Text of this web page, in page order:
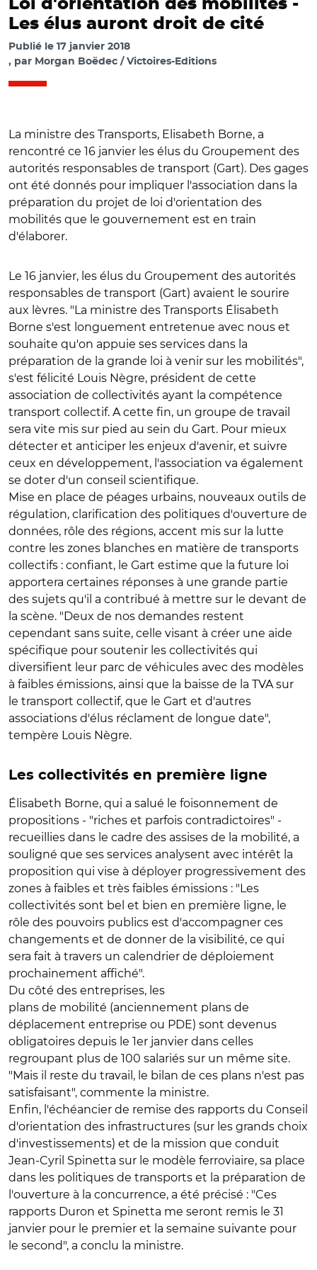
Loi d'orientation des mobilités -
Les élus auront droit de cité
Publié le 17 janvier 2018
par Morgan Boëdec / Victoires-Editions
La ministre des Transports, Elisabeth Borne, a
rencontré ce 16 janvier les élus du Groupement des
autorités responsables de transport (Gart). Des gages
ont été donnés pour impliquer l'association dans la
préparation du projet de loi d'orientation des
mobilités que le gouvernement est en train
d'élaborer.
Le 16 janvier, les élus du Groupement des autorités
responsables de transport (Gart) avaient le sourire
aux lèvres. "La ministre des Transports Élisabeth
Borne s'est longuement entretenue avec nous et
souhaite qu'on appuie ses services dans la
préparation de la grande loi à venir sur les mobilités",
s'est félicité Louis Nègre, président de cette
association de collectivités ayant la compétence
transport collectif. A cette fin, un groupe de travail
sera vite mis sur pied au sein du Gart. Pour mieux
détecter et anticiper les enjeux d'avenir, et suivre
ceux en développement, l'association va également
se doter d'un conseil scientifique.
Mise en place de péages urbains, nouveaux outils de
régulation, clarification des politiques d'ouverture de
données, rôle des régions, accent mis sur la lutte
contre les zones blanches en matière de transports
collectifs : confiant, le Gart estime que la future loi
apportera certaines réponses à une grande partie
des sujets qu'il a contribué à mettre sur le devant de
la scène. "Deux de nos demandes restent
cependant sans suite, celle visant à créer une aide
spécifique pour soutenir les collectivités qui
diversifient leur parc de véhicules avec des modèles
à faibles émissions, ainsi que la baisse de la TVA sur
le transport collectif, que le Gart et d'autres
associations d'élus réclament de longue date",
tempère Louis Nègre.
Les collectivités en première ligne
Élisabeth Borne, qui a salué le foisonnement de
propositions - "riches et parfois contradictoires" -
recueillies dans le cadre des assises de la mobilité, a
souligné que ses services analysent avec intérêt la
proposition qui vise à déployer progressivement des
zones à faibles et très faibles émissions : "Les
collectivités sont bel et bien en première ligne, le
rôle des pouvoirs publics est d'accompagner ces
changements et de donner de la visibilité, ce qui
sera fait à travers un calendrier de déploiement
prochainement affiché".
Du côté des entreprises, les
plans de mobilité (anciennement plans de
déplacement entreprise ou PDE) sont devenus
obligatoires depuis le 1er janvier dans celles
regroupant plus de 100 salariés sur un même site.
"Mais il reste du travail, le bilan de ces plans n'est pas
satisfaisant", commente la ministre.
Enfin, l'échéancier de remise des rapports du Conseil
d'orientation des infrastructures (sur les grands choix
d'investissements) et de la mission que conduit
Jean-Cyril Spinetta sur le modèle ferroviaire, sa place
dans les politiques de transports et la préparation de
l'ouverture à la concurrence, a été précisé : "Ces
rapports Duron et Spinetta me seront remis le 31
janvier pour le premier et la semaine suivante pour
le second", a conclu la ministre.